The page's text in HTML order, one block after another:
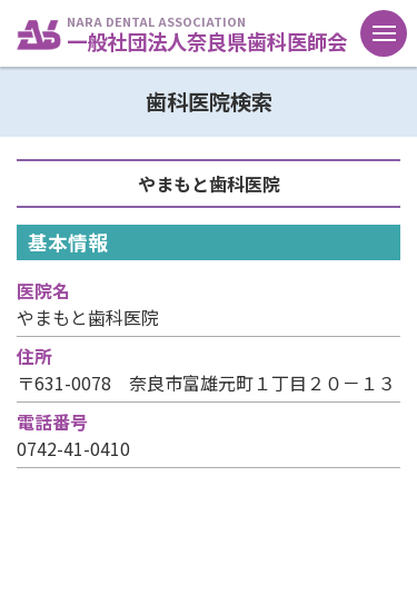
NARA DENTAL ASSOCIATION
一般社団法人奈良県歯科医師会
歯科医院検索
やまもと歯科医院
基本情報
医院名
やまもと歯科医院
住所
〒631-0078 奈良市富雄元町１丁目２０－１３
電話番号
0742-41-0410